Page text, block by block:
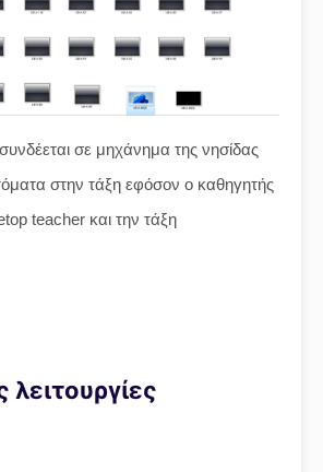
σε μηχάνημα της νησίδας
στην τάξη εφόσον ο καθηγητής
teacher και την τάξη
λειτουργίες